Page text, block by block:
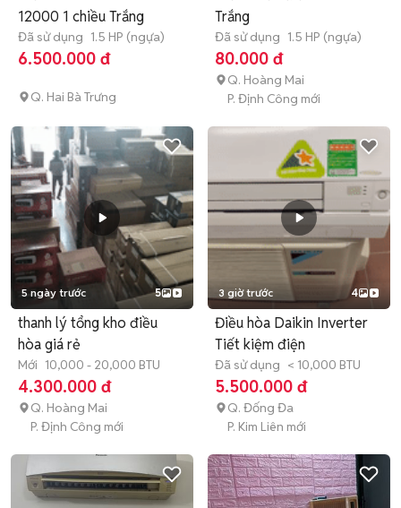
12000 1 chiều Trắng
Đã sử dụng 1.5 HP (ngựa)
6.500.000 đ
Q. Hai Bà Trưng
Trắng
Đã sử dụng 1.5 HP (ngựa)
80.000 đ
Q. Hoàng Mai
P. Định Công mới
5 ngày trước 5
thanh lý tổng kho điều
hòa giá rẻ
Mới 10,000 - 20,000 BTU
4.300.000 đ
Q. Hoàng Mai
P. Định Công mới
3 giờ trước 4
Điều hòa Daikin Inverter
Tiết kiệm điện
Đã sử dụng < 10,000 BTU
5.500.000 đ
Q. Đống Đa
P. Kim Liên mới